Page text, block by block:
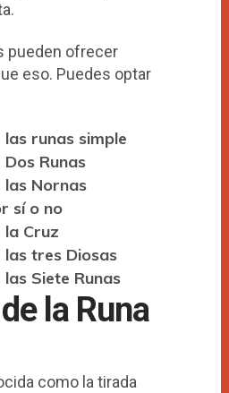
pueden ofrecer
eso. Puedes optar
runas simple
Runas
Nornas
sí o no
Cruz
tres Diosas
Siete Runas
la Runa
como la tirada